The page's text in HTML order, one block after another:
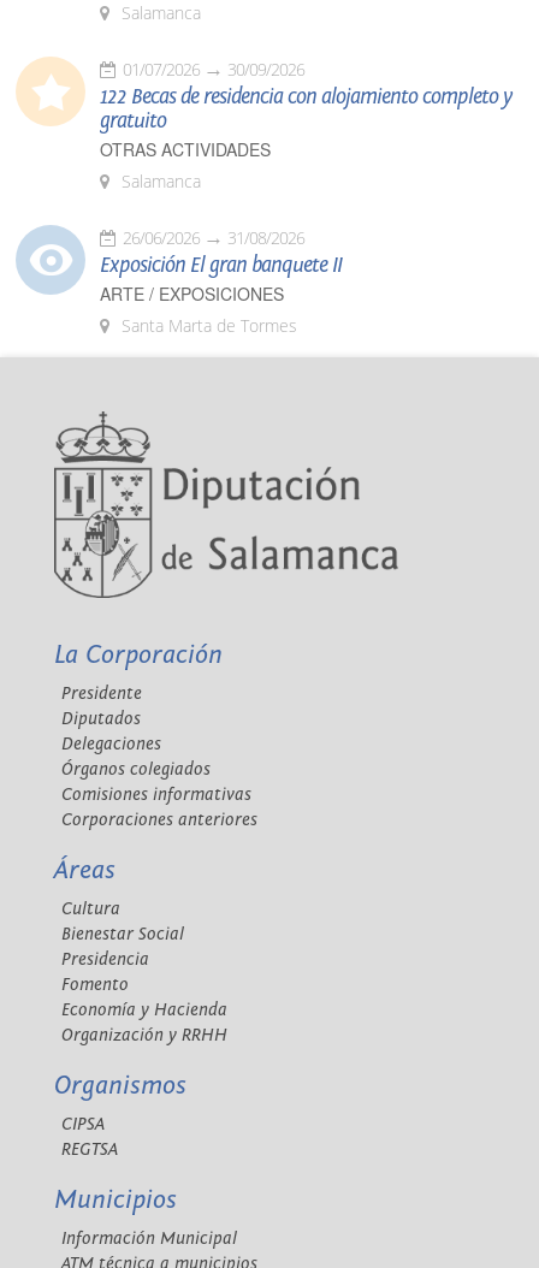
Salamanca
01/07/2026 30/09/2026
122 Becas de residencia con alojamiento completo y
gratuito
OTRAS ACTIVIDADES
Salamanca
26/06/2026 31/08/2026
Exposición El gran banquete II
ARTE / EXPOSICIONES
Santa Marta de Tormes
La Corporación
Presidente
Diputados
Delegaciones
Órganos colegiados
Comisiones informativas
Corporaciones anteriores
Áreas
Cultura
Bienestar Social
Presidencia
Fomento
Economía y Hacienda
Organización y RRHH
Organismos
CIPSA
REGTSA
Municipios
Información Municipal
ATM técnica a municipios